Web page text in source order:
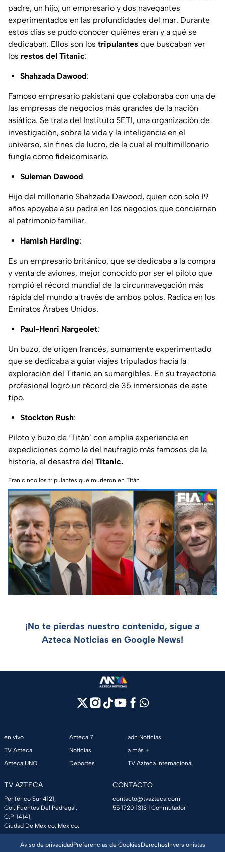
padre, un hijo, un empresario y dos navegantes
experimentados en las profundidades del mar. Durante
estos días se pudo conocer quiénes eran y a qué se
dedicaban. Ellos son los tripulantes que buscaban ver
los restos del Titanic:
Shahzada Dawood:
Famoso empresario pakistaní que colaboraba con una de
las empresas de negocios más grandes de la nación
asiática. Se trata del Instituto SETI, una organización de
investigación, sobre la vida y la inteligencia en el
universo, sin fines de lucro, de la cual el multimillonario
fungía como fideicomisario.
Suleman Dawood
Hijo del millonario Shahzada Dawood, quien con solo 19
años apoyaba a su padre en los negocios que conciernen
al patrimonio familiar.
Hamish Harding:
Es un empresario británico, que se dedicaba a la compra
y venta de aviones, mejor conocido por ser el piloto que
rompió el récord mundial de la circunnavegación más
rápida del mundo a través de ambos polos. Radica en los
Emiratos Árabes Unidos.
Paul-Henri Nargeolet:
Un buzo, de origen francés, sumamente experimentado
que se dedicaba a guiar viajes tripulados hacia la
exploración del Titanic en sumergibles. En su trayectoria
profesional logró un récord de 35 inmersiones de este
tipo.
Stockton Rush:
Piloto y buzo de ‘Titán’ con amplia experiencia en
expediciones como la del naufragio más famosos de la
historia, el desastre del Titanic.
Eran cinco los tripulantes que murieron en Titán.
¡No te pierdas nuestro contenido, sigue a
Azteca Noticias en Google News!
en vivo
TV Azteca
Azteca UNO
Azteca 7
Noticias
Deportes
adn Noticias
a más +
TV Azteca Internacional
TV AZTECA
Periférico Sur 4121,
Col. Fuentes Del Pedregal,
C.P. 14141,
Ciudad De México, México.
CONTACTO
contacto@tvazteca.com
55 1720 1313 | Conmutador
Aviso de privacidadPreferencias de CookiesDerechosInversionistas